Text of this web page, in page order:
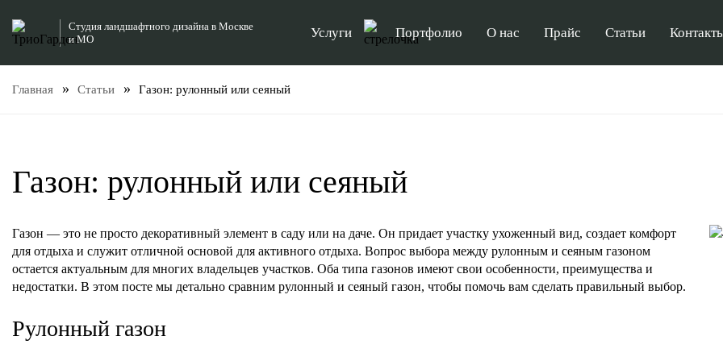
Студия ландшафтного дизайна в Москве
и МО
Услуги Портфолио О нас Прайс Статьи
Главная Статьи Газон: рулонный или сеяный
Газон: рулонный или сеяный
Газон — это не просто декоративный элемент в саду или на даче. Он придает участку ухоженный вид, создает комфорт
для отдыха и служит отличной основой для активного отдыха. Вопрос выбора между рулонным и сеяным газоном
остается актуальным для многих владельцев участков. Оба типа газонов имеют свои особенности, преимущества и
недостатки. В этом посте мы детально сравним рулонный и сеяный газон, чтобы помочь вам сделать правильный выбор.
Рулонный газон